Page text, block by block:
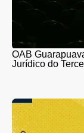
OAB
Jurídico do